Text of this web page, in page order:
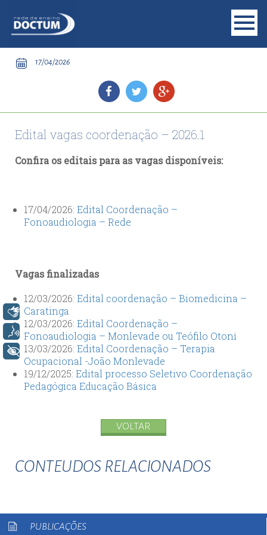
17/04/2026
Edital vagas coordenação – 2026.1
Confira os editais para as vagas disponíveis:
17/04/2026: Edital Coordenação –
Fonoaudiologia – Rede
Vagas finalizadas
12/03/2026: Edital coordenação – Biomedicina –
Caratinga
12/03/2026: Edital Coordenação –
Fonoaudiologia – Monlevade ou Teófilo Otoni
13/03/2026: Edital Coordenação – Terapia
Ocupacional -João Monlevade
19/12/2025: Edital processo Seletivo Coordenação
Pedagógica Educação Básica
VOLTAR
CONTEUDOS RELACIONADOS
PUBLICAÇÕES
Libras
+ Acessibilidade